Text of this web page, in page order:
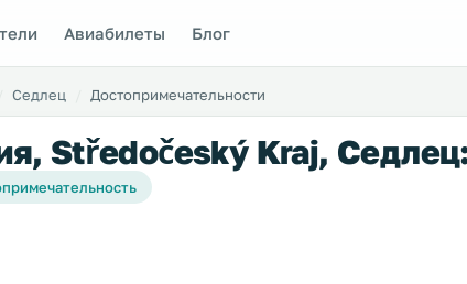
Авиабилеты Блог
Седлец Достопримечательности
Středočeský Kraj,